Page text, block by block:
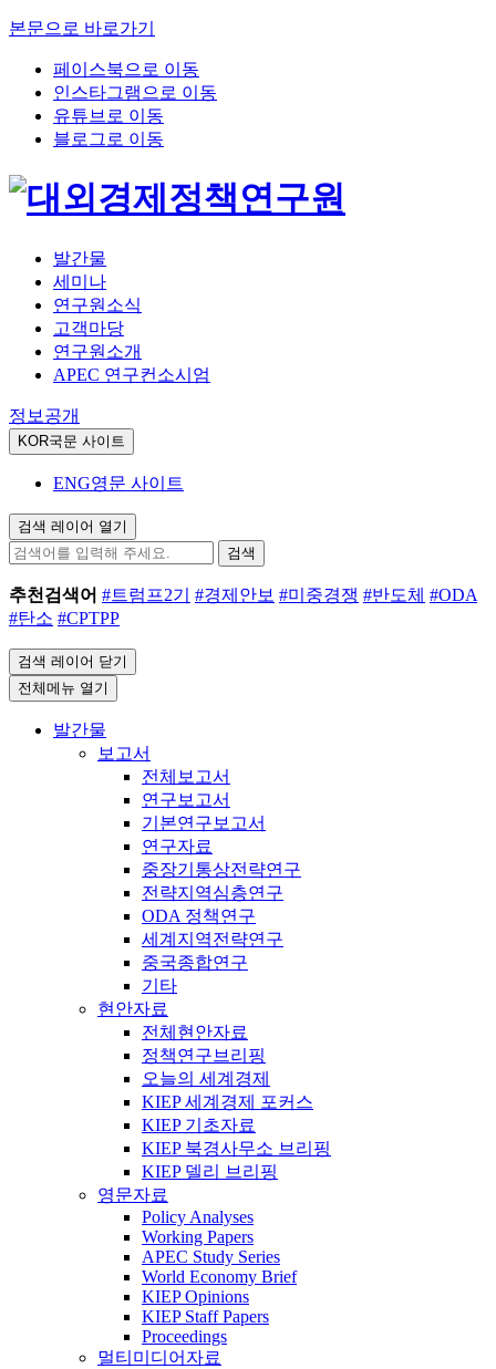
본문으로 바로가기
페이스북으로 이동
인스타그램으로 이동
유튜브로 이동
블로그로 이동
발간물
세미나
연구원소식
고객마당
연구원소개
APEC 연구컨소시엄
정보공개
KOR국문 사이트
ENG영문 사이트
검색 레이어 열기
검색
추천검색어 #트럼프2기 #경제안보 #미중경쟁 #반도체 #ODA
#탄소 #CPTPP
검색 레이어 닫기
전체메뉴 열기
발간물
보고서
전체보고서
연구보고서
기본연구보고서
연구자료
중장기통상전략연구
전략지역심층연구
ODA 정책연구
세계지역전략연구
중국종합연구
기타
현안자료
전체현안자료
정책연구브리핑
오늘의 세계경제
KIEP 세계경제 포커스
KIEP 기초자료
KIEP 북경사무소 브리핑
KIEP 델리 브리핑
영문자료
Policy Analyses
Working Papers
APEC Study Series
World Economy Brief
KIEP Opinions
KIEP Staff Papers
Proceedings
멀티미디어자료